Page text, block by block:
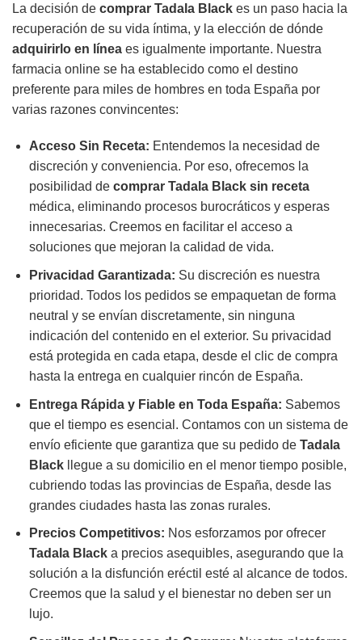
La decisión de comprar Tadala Black es un paso hacia la
recuperación de su vida íntima, y la elección de dónde
adquirirlo en línea es igualmente importante. Nuestra
farmacia online se ha establecido como el destino
preferente para miles de hombres en toda España por
varias razones convincentes:
Acceso Sin Receta: Entendemos la necesidad de
discreción y conveniencia. Por eso, ofrecemos la
posibilidad de comprar Tadala Black sin receta
médica, eliminando procesos burocráticos y esperas
innecesarias. Creemos en facilitar el acceso a
soluciones que mejoran la calidad de vida.
Privacidad Garantizada: Su discreción es nuestra
prioridad. Todos los pedidos se empaquetan de forma
neutral y se envían discretamente, sin ninguna
indicación del contenido en el exterior. Su privacidad
está protegida en cada etapa, desde el clic de compra
hasta la entrega en cualquier rincón de España.
Entrega Rápida y Fiable en Toda España: Sabemos
que el tiempo es esencial. Contamos con un sistema de
envío eficiente que garantiza que su pedido de Tadala
Blackllegue a su domicilio en el menor tiempo posible,
cubriendo todas las provincias de España, desde las
grandes ciudades hasta las zonas rurales.
Precios Competitivos: Nos esforzamos por ofrecer
Tadala Blacka precios asequibles, asegurando que la
solución a la disfunción eréctil esté al alcance de todos.
Creemos que la salud y el bienestar no deben ser un
lujo.